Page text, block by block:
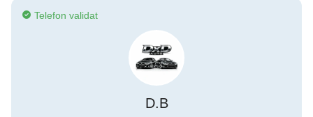
Telefon validat
D.B